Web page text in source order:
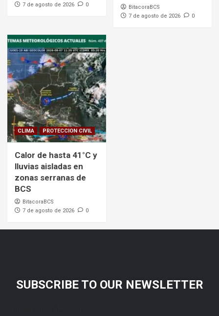
7 de agosto de 2026
0
BitacoraBCS
7 de agosto de 2026
0
CLIMA PROTECCION CIVIL
Calor de hasta 41°C y
lluvias aisladas en
zonas serranas de
BCS
BitacoraBCS
7 de agosto de 2026
0
SUBSCRIBE TO OUR NEWSLETTER